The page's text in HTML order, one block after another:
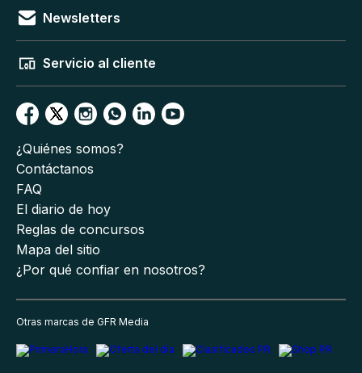
Newsletters
Servicio al cliente
¿Quiénes somos?
Contáctanos
FAQ
El diario de hoy
Reglas de concursos
Mapa del sitio
¿Por qué confiar en nosotros?
Otras marcas de GFR Media